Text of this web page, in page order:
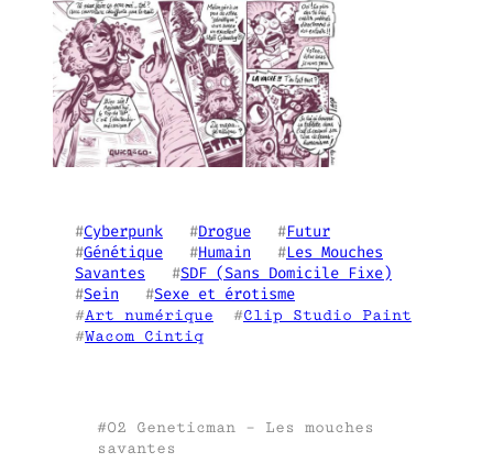
#Cyberpunk
   #
Drogue
   #
Futur
#Génétique
   #
Humain
   #
Les Mouches
Savantes
   #
SDF (Sans Domicile Fixe)
#Sein
   #
Sexe et érotisme
#Art numérique
  #
Clip Studio Paint
#Wacom Cintiq
#02 Geneticman – Les mouches
savantes